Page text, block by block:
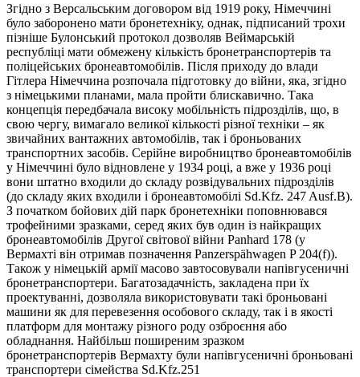
Згідно з Версальським договором від 1919 року, Німеччині
було заборонено мати бронетехніку, однак, підписаний трохи
пізніше Булонський протокол дозволяв Веймарській
республіці мати обмежену кількість бронетранспортерів та
поліцейських бронеавтомобілів. Після приходу до влади
Гітлера Німеччина розпочала підготовку до війни, яка, згідно
з німецькими планами, мала пройти блискавично. Така
концепція передбачала високу мобільність підрозділів, що, в
свою чергу, вимагало великої кількості різної техніки – як
звичайних вантажних автомобілів, так і броньованих
транспортних засобів. Серійне виробництво бронеавтомобілів
у Німеччині було відновлене у 1934 році, а вже у 1936 році
вони штатно входили до складу розвідувальних підрозділів
(до складу яких входили і бронеавтомобілі Sd.Kfz. 247 Ausf.B).
З початком бойових дій парк бронетехніки поповнювався
трофейними зразками, серед яких був один із найкращих
бронеавтомобілів Другої світової війни Panhard 178 (у
Вермахті він отримав позначення Panzerspähwagen P 204(f)).
Також у німецькій армії масово завтосовували напівгусеничні
бронетранспортери. Багатозадачність, закладена при їх
проектуванні, дозволяла використовувати такі броньовані
машини як для перевезення особового складу, так і в якості
платформ для монтажу різного роду озброєння або
обладнання. Найбільш поширеним зразком
бронетранспортерів Вермахту були напівгусеничні броньовані
транспортери сімейства Sd.Kfz.251